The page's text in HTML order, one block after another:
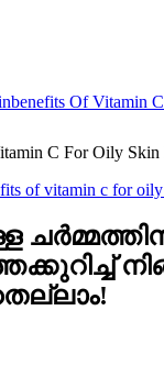
Of Vitamin
C For Oily Skin
of vitamin c for